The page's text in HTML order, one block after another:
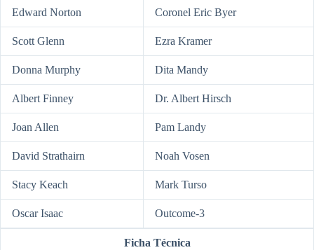
Edward Norton Coronel Eric Byer
Scott Glenn Ezra Kramer
Donna Murphy Dita Mandy
Albert Finney Dr. Albert Hirsch
Joan Allen Pam Landy
David Strathairn Noah Vosen
Stacy Keach Mark Turso
Oscar Isaac Outcome-3
Ficha Técnica